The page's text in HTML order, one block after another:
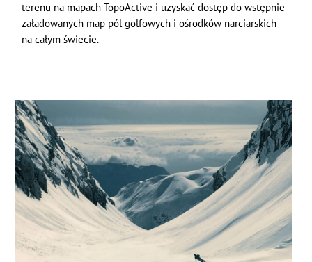
terenu na mapach TopoActive i uzyskać dostęp do wstępnie
załadowanych map pól golfowych i ośrodków narciarskich
na całym świecie.